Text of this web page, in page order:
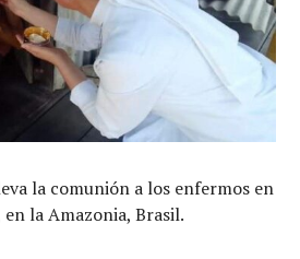
la comunión a los enfermos en
la Amazonia, Brasil.